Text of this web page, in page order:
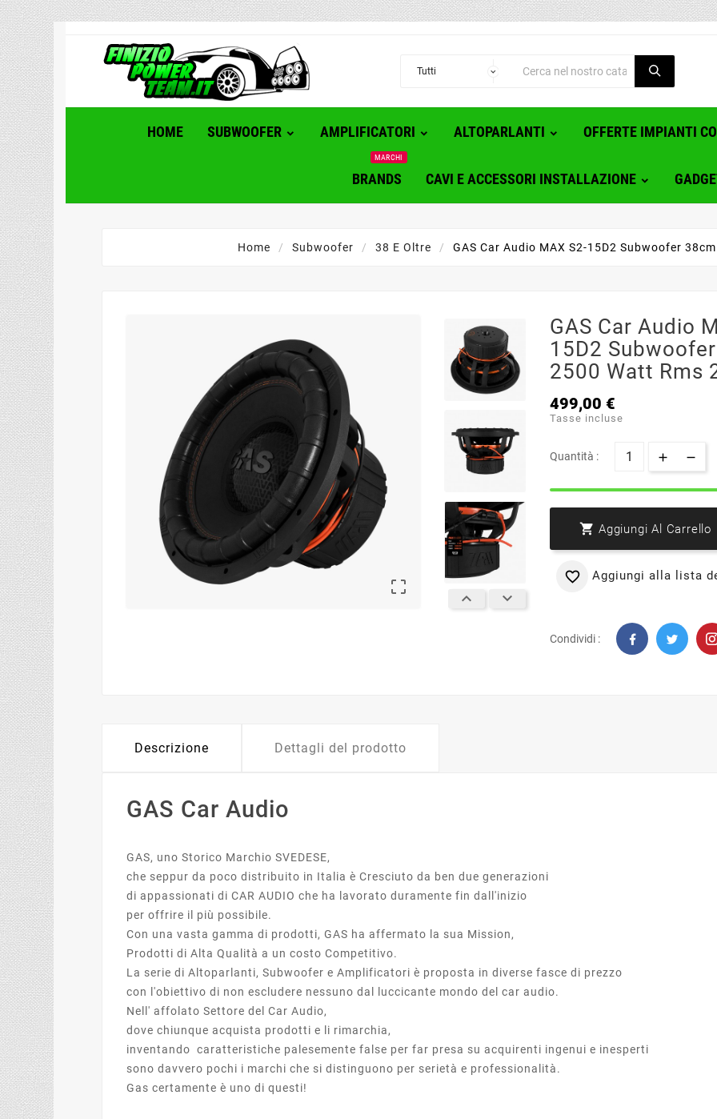
HOME SUBWOOFER AMPLIFICATORI ALTOPARLANTI OFFERTE IMPIANTI
BRANDS
MARCHI
CAVI E ACCESSORI INSTALLAZIONE
Home Subwoofer 38 E Oltre GAS Car Audio MAX S2-15D2 Subwoofer

 
GAS Car Audio
15D2
2500 Watt Rms
499,00 €
Tasse incluse
Quantità :
 Aggiungi Al Carrello
 Aggiungi alla lista
Condividi :
Descrizione Dettagli del prodotto
GAS Car Audio
GAS, uno Storico Marchio SVEDESE,
che seppur da poco distribuito in Italia è Cresciuto da ben due generazioni
di appassionati di CAR AUDIO che ha lavorato duramente fin dall'inizio
per offrire il più possibile.
Con una vasta gamma di prodotti, GAS ha affermato la sua Mission,
Prodotti di Alta Qualità a un costo Competitivo.
La serie di Altoparlanti, Subwoofer e Amplificatori è proposta in diverse fasce di prezzo
con l'obiettivo di non escludere nessuno dal luccicante mondo del car audio.
Nell' affolato Settore del Car Audio,
dove chiunque acquista prodotti e li rimarchia,
inventando caratteristiche palesemente false per far presa su acquirenti ingenui e inesperti
sono davvero pochi i marchi che si distinguono per serietà e professionalità.
Gas certamente è uno di questi!